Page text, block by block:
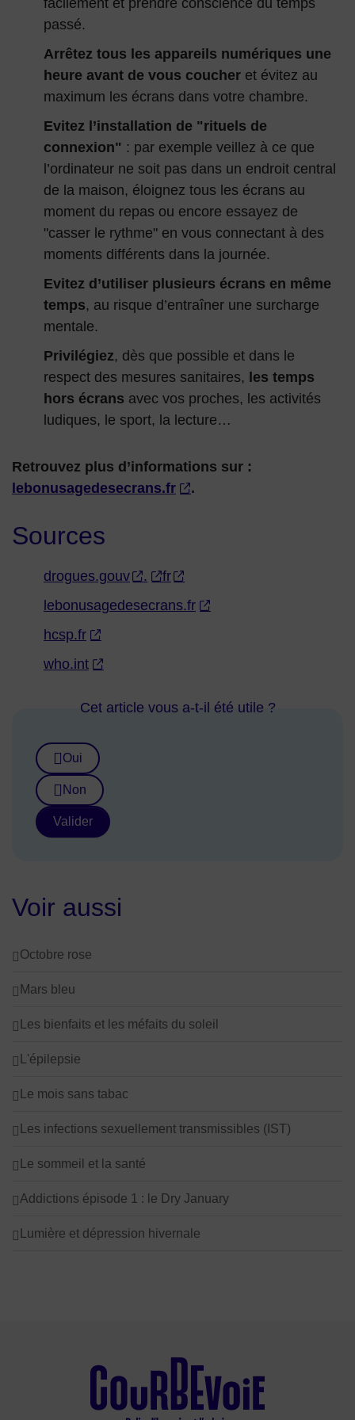
facilement et prendre conscience du temps
passé.
Arrêtez tous les appareils numériques une
heure avant de vous coucher et évitez au
maximum les écrans dans votre chambre.
Evitez l’installation de "rituels de
connexion" : par exemple veillez à ce que
l’ordinateur ne soit pas dans un endroit central
de la maison, éloignez tous les écrans au
moment du repas ou encore essayez de
"casser le rythme" en vous connectant à des
moments différents dans la journée.
Evitez d’utiliser plusieurs écrans en même
temps, au risque d’entraîner une surcharge
mentale.
Privilégiez, dès que possible et dans le
respect des mesures sanitaires, les temps
hors écrans avec vos proches, les activités
ludiques, le sport, la lecture…
Retrouvez plus d’informations sur :
lebonusagedesecrans.fr
.
Sources
drogues.gouv .
fr
lebonusagedesecrans.fr
hcsp.fr
who.int
Cet article vous a-t-il été utile ?
Oui
Non
Valider
Voir aussi
Octobre rose
Mars bleu
Les bienfaits et les méfaits du soleil
L'épilepsie
Le mois sans tabac
Les infections sexuellement transmissibles (IST)
Le sommeil et la santé
Addictions épisode 1 : le Dry January
Lumière et dépression hivernale